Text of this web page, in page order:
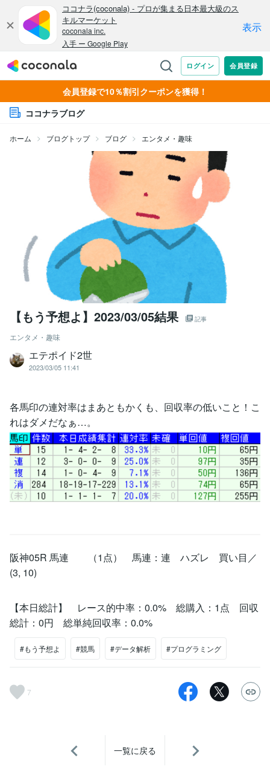
会員登録で10％割引クーポンを獲得！
ココナラブログ
ホーム ブログトップ ブログ エンタメ・趣味
【もう予想よ】2023/03/05結果 記事
エンタメ・趣味
エテポイド2世
2023/03/05 11:41
各馬印の連対率はまあともかくも、回収率の低いこと！こ
れはダメだなぁ…。
阪神05R 馬連 （1点） 馬連：連 ハズレ 買い目／
(3, 10)
【本日総計】 レース的中率：0.0% 総購入：1点 回収
総計：0円 総単純回収率：0.0%
#もう予想よ #競馬 #データ解析 #プログラミング
7
一覧に戻る